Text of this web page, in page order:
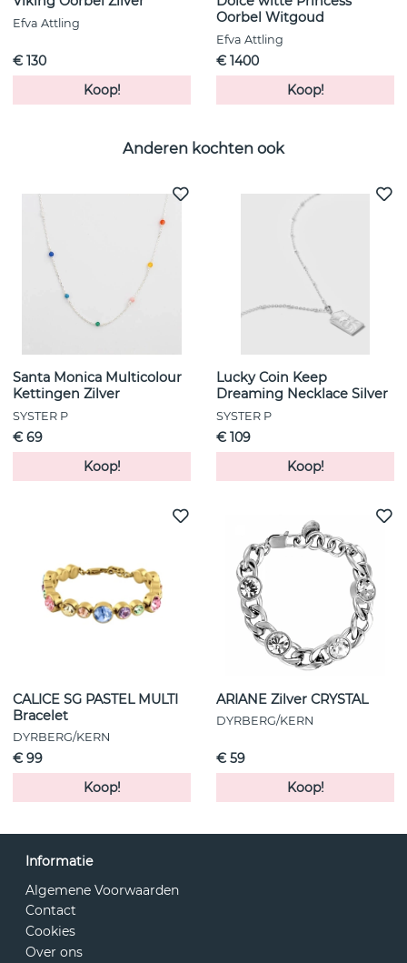
Efva Attling
€ 130
Koop!
Oorbel Witgoud
Efva Attling
€ 1400
Koop!
Anderen kochten ook
Santa Monica Multicolour
Kettingen Zilver
SYSTER P
€ 69
Koop!
Lucky Coin Keep
Dreaming Necklace Silver
SYSTER P
€ 109
Koop!
CALICE SG PASTEL MULTI
Bracelet
DYRBERG/KERN
€ 99
Koop!
ARIANE Zilver CRYSTAL
DYRBERG/KERN
€ 59
Koop!
Informatie
Algemene Voorwaarden
Contact
Cookies
Over ons